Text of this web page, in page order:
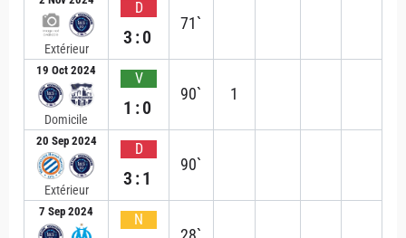
Extérieur
D
3:0
71`
19 Oct 2024
Domicile
V
1:0
90` 1
20 Sep 2024
Extérieur
D
3:1
90`
7 Sep 2024 N